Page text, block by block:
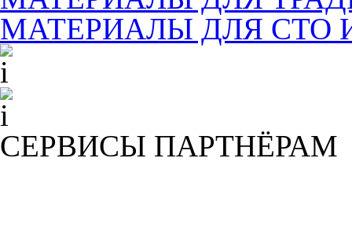
МАТЕРИАЛЫ ДЛЯ СТО
СЕРВИСЫ ПАРТНЁРАМ